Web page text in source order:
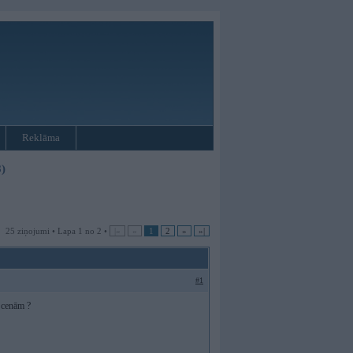
Reklāma
25 ziņojumi • Lapa 1 no 2 • |« « 1 2 » »|
#1
?